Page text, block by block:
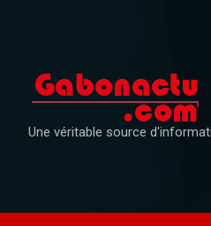
Une véritable source